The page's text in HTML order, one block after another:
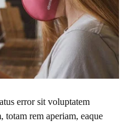
error sit voluptatem
totam rem aperiam, eaque